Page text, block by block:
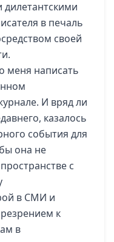
дилетантскими
в печаль
своей
меня написать
И вряд ли
казалось
события для
она не
с
в СМИ и
к
в